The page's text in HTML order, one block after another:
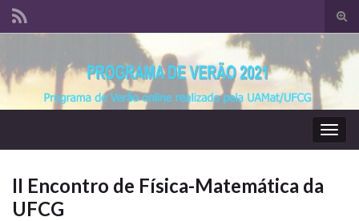
de
Search for:
II Encontro de Física-Matemática da
UFCG